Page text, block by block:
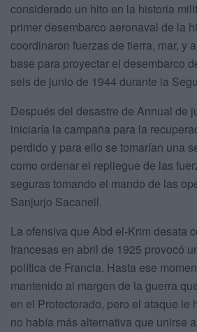
considerado un hito en la historia
primer desembarco aeronaval de la
coordinaron fuerzas de tierra, mar, y
base para proyectar el desembarco
seis de junio de 1944 durante la
Después del desastre de Annual de
iniciaría la campaña para la
perdido y para ello se tomarían una
como ordenar el repliegue de las
seguras tomando el mando de las
Sanjurjo Sacanell.
La ofensiva que Abd el-Krim desata
francesas en abril de 1925 provocó
política de Francia. Hasta ese
mantenido al margen de la guerra
en el Protectorado, pero el ataque le
no había más alternativa que unirse